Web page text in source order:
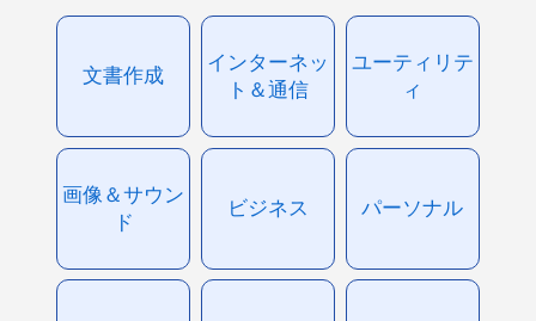
文書作成
インターネッ
ト＆通信
ユーティリテ
ィ
画像＆サウン
ド
ビジネス パーソナル